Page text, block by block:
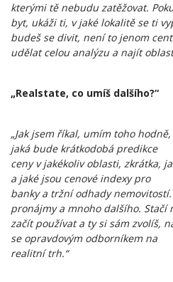
kterými tě nebudu zatěžovat.
byt, ukáži ti, v jaké lokalitě se ti
budeš se divit, není to jenom
udělat celou analýzu a najít
„Realstate, co umíš dalšího?“
„Jak jsem říkal, umím toho
jaká bude krátkodobá predikce
ceny v jakékoliv oblasti, zkrátka,
a jaké jsou cenové indexy pro
banky a tržní odhady
pronájmy a mnoho dalšího. Stačí
začít používat a ty si sám zvolíš,
se opravdovým odborníkem na
realitní trh.“